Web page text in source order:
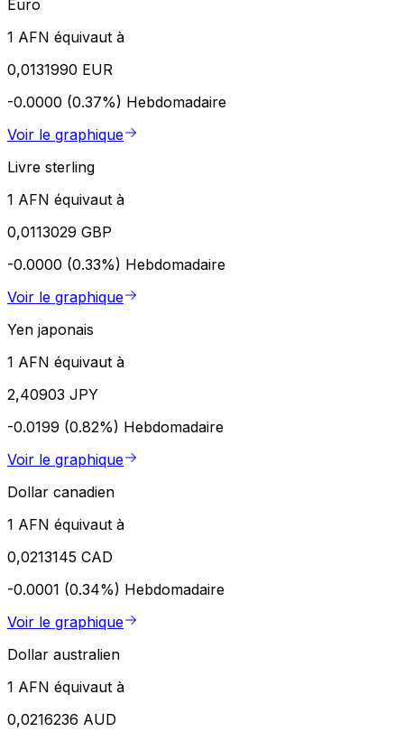
Euro
1 AFN équivaut à
0,0131990 EUR
-0.0000 (0.37%) Hebdomadaire
Voir le graphique
Livre sterling
1 AFN équivaut à
0,0113029 GBP
-0.0000 (0.33%) Hebdomadaire
Voir le graphique
Yen japonais
1 AFN équivaut à
2,40903 JPY
-0.0199 (0.82%) Hebdomadaire
Voir le graphique
Dollar canadien
1 AFN équivaut à
0,0213145 CAD
-0.0001 (0.34%) Hebdomadaire
Voir le graphique
Dollar australien
1 AFN équivaut à
0,0216236 AUD